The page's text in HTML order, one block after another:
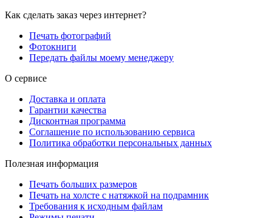
Как сделать заказ через интернет?
Печать фотографий
Фотокниги
Передать файлы моему менеджеру
О сервисе
Доставка и оплата
Гарантии качества
Дисконтная программа
Соглашение по использованию сервиса
Политика обработки персональных данных
Полезная информация
Печать больших размеров
Печать на холсте c натяжкой на подрамник
Требования к исходным файлам